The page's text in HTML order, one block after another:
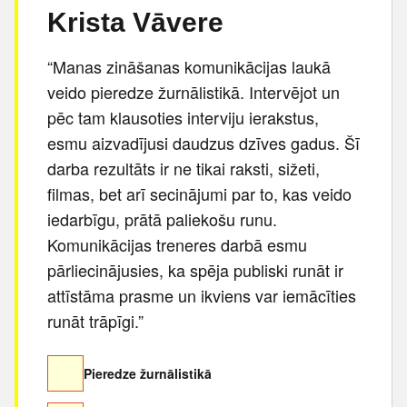
Krista Vāvere
“Manas zināšanas komunikācijas laukā
veido pieredze žurnālistikā. Intervējot un
pēc tam klausoties interviju ierakstus,
esmu aizvadījusi daudzus dzīves gadus. Šī
darba rezultāts ir ne tikai raksti, sižeti,
filmas, bet arī secinājumi par to, kas veido
iedarbīgu, prātā paliekošu runu.
Komunikācijas treneres darbā esmu
pārliecinājusies, ka spēja publiski runāt ir
attīstāma prasme un ikviens var iemācīties
runāt trāpīgi.”
Pieredze žurnālistikā